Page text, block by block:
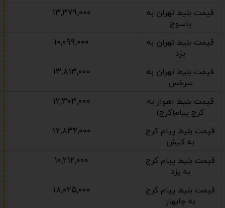
قیمت بلیط تهران به
یاسوج
۱۳,۳۷۹,۰۰۰
قیمت بلیط تهران به
یزد
۱۰,۰۹۹,۰۰۰
قیمت بلیط تهران به
سرخس
۱۳,۸۱۳,۰۰۰
قیمت بلیط اهواز به
کرج پیام(کرج)
۱۲,۳۰۳,۰۰۰
قیمت بلیط پیام کرج
به کیش
۱۷,۸۳۴,۰۰۰
قیمت بلیط پیام کرج
به یزد
۱۰,۲۱۲,۰۰۰
قیمت بلیط پیام کرج
به چابهار
۱۸,۰۲۵,۰۰۰